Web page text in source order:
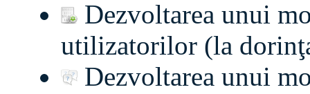
Dezvoltarea unui
utilizatorilor (la
Dezvoltarea unui